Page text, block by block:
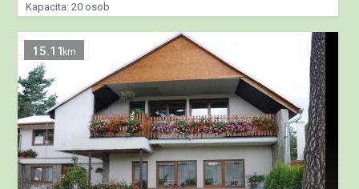
Kapacita: 20 osob
15.11km